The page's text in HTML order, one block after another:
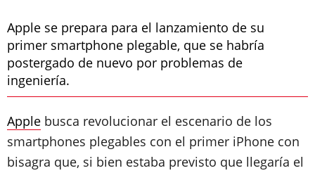
Apple se prepara para el lanzamiento de su
primer smartphone plegable, que se habría
postergado de nuevo por problemas de
ingeniería.
Apple busca revolucionar el escenario de los
smartphones plegables con el primer iPhone con
bisagra que, si bien estaba previsto que llegaría el